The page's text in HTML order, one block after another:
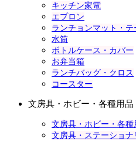
キッチン家電
エプロン
ランチョンマット・テ
水筒
ボトルケース・カバー
お弁当箱
ランチバッグ・クロス
コースター
文房具・ホビー・各種用品
文房具・ホビー・各
文房具・ステーショナ